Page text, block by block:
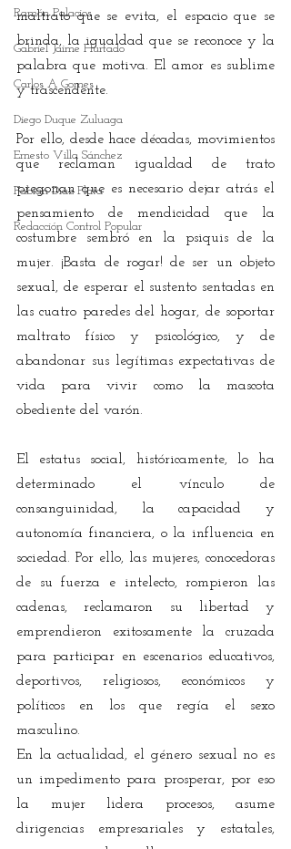
Ramón Palacios
Gabriel Jaime Hurtado
Carlos A Gomes
Diego Duque Zuluaga
Ernesto Villa Sánchez
Fabián Díaz Plata
Redacción Control Popular
maltrato que se evita, el espacio que se
brinda, la igualdad que se reconoce y la
palabra que motiva. El amor es sublime
y trascendente.
Por ello, desde hace décadas, movimientos
que reclaman igualdad de trato
pregonan que es necesario dejar atrás el
pensamiento de mendicidad que la
costumbre sembró en la psiquis de la
mujer. ¡Basta de rogar! de ser un objeto
sexual, de esperar el sustento sentadas en
las cuatro paredes del hogar, de soportar
maltrato físico y psicológico, y de
abandonar sus legítimas expectativas de
vida para vivir como la mascota
obediente del varón.
El estatus social, históricamente, lo ha
determinado el vínculo de
consanguinidad, la capacidad y
autonomía financiera, o la influencia en
sociedad. Por ello, las mujeres, conocedoras
de su fuerza e intelecto, rompieron las
cadenas, reclamaron su libertad y
emprendieron exitosamente la cruzada
para participar en escenarios educativos,
deportivos, religiosos, económicos y
políticos en los que regía el sexo
masculino.
En la actualidad, el género sexual no es
un impedimento para prosperar, por eso
la mujer lidera procesos, asume
dirigencias empresariales y estatales,